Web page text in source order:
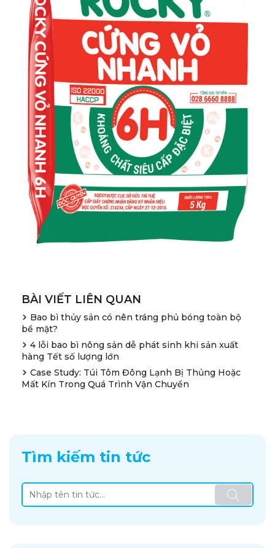
BÀI VIẾT LIÊN QUAN
Bao bì thủy sản có nên tráng phủ bóng toàn bộ
bề mặt?
4 lỗi bao bì nông sản dễ phát sinh khi sản xuất
hàng Tết số lượng lớn
Case Study: Túi Tôm Đông Lạnh Bị Thủng Hoặc
Mất Kín Trong Quá Trình Vận Chuyển
Tìm kiếm tin tức